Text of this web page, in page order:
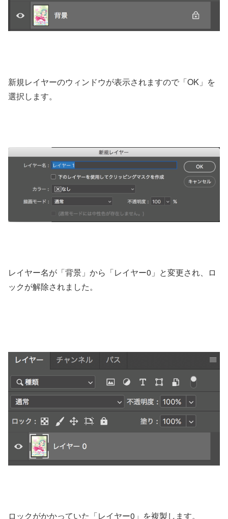
新規レイヤーのウィンドウが表示されますので「OK」を
選択します。
レイヤー名が「背景」から「レイヤー0」と変更され、ロ
ックが解除されました。
ロックがかかっていた「レイヤー0」を複製します。